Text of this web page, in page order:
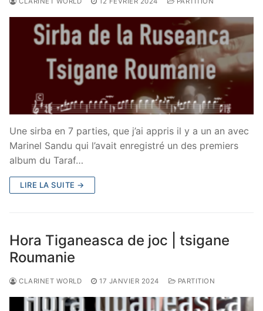
Une sirba en 7 parties, que j’ai appris il y a un an avec
Marinel Sandu qui l’avait enregistré un des premiers
album du Taraf…
LIRE LA SUITE →
Hora Tiganeasca de joc | tsigane
Roumanie
CLARINET WORLD 17 JANVIER 2024 PARTITION